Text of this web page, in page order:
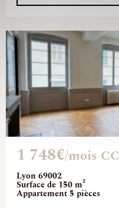
Lyon 69002
Surface de 150 m²
Appartement 5 pièces
1 748€/mois CC